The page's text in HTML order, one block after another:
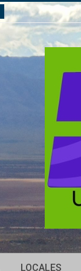
LOCALES